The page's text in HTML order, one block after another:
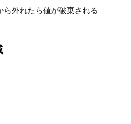
ら外れたら値が破棄される